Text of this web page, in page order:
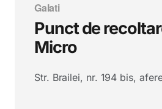
Galati
Punct de
Micro
Str. Brailei, nr. 194 bis,